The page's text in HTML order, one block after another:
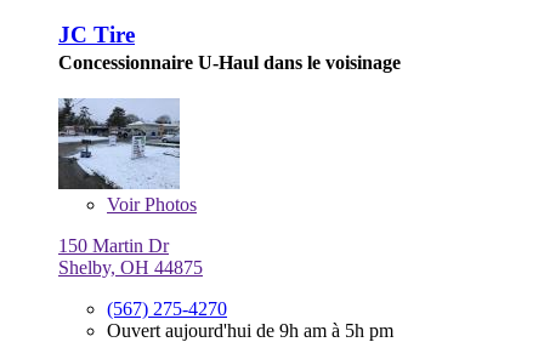
JC Tire
Concessionnaire U-Haul dans le voisinage
VoirPhotos
150 Martin Dr
Shelby, OH 44875
(567) 275-4270
Ouvert aujourd'hui de 9h am à 5h pm